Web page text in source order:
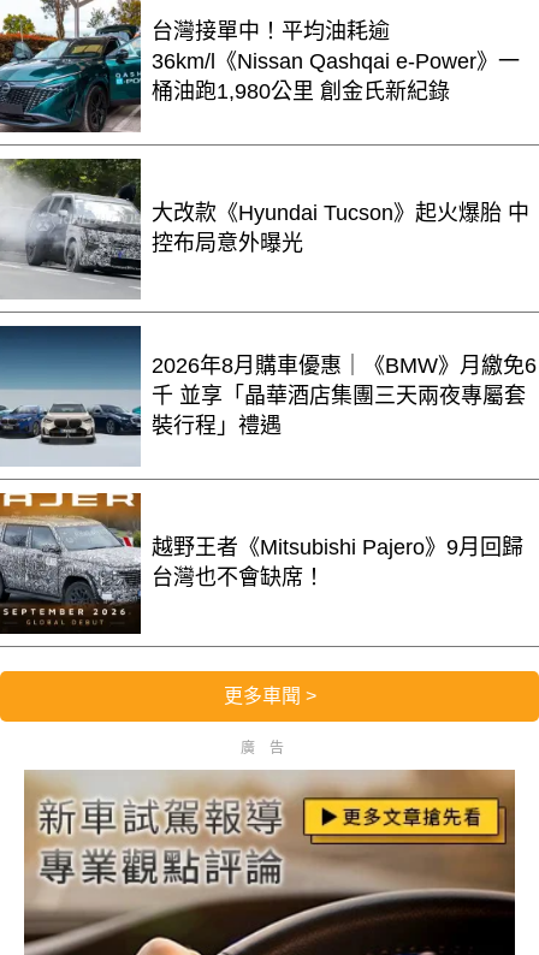
台灣接單中！平均油耗逾
36km/l《Nissan Qashqai e-Power》一
桶油跑1,980公里 創金氏新紀錄
大改款《Hyundai Tucson》起火爆胎 中
控布局意外曝光
2026年8月購車優惠｜《BMW》月繳免6
千 並享「晶華酒店集團三天兩夜專屬套
裝行程」禮遇
越野王者《Mitsubishi Pajero》9月回歸
台灣也不會缺席！
更多車聞 >
廣告